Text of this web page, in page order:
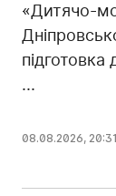
«Дитячо-
...
08.08.2026, 20:31